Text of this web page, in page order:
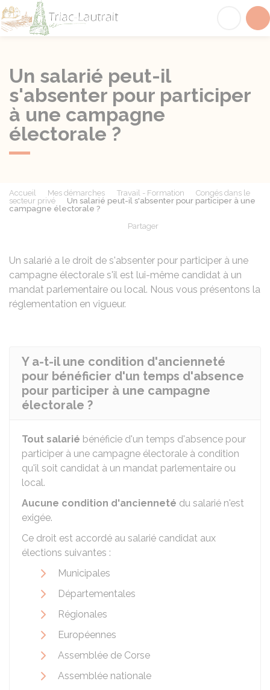
Un salarié peut-il
s'absenter pour participer
à une campagne
électorale ?
Accueil Mes démarches Travail - Formation
Congés dans le
secteur privé
Un salarié peut-il s'absenter pour participer à une
campagne électorale ?
Partager
Un salarié a le droit de s'absenter pour participer à une
campagne électorale s'il est lui-même candidat à un
mandat parlementaire ou local. Nous vous présentons la
réglementation en vigueur.
Y a-t-il une condition d'ancienneté
pour bénéficier d'un temps d'absence
pour participer à une campagne
électorale ?
Tout salarié bénéficie d'un temps d'absence pour
participer à une campagne électorale à condition
qu'il soit candidat à un mandat parlementaire ou
local.
Aucune condition d'ancienneté du salarié n'est
exigée.
Ce droit est accordé au salarié candidat aux
élections suivantes :
Municipales
Départementales
Régionales
Européennes
Assemblée de Corse
Assemblée nationale